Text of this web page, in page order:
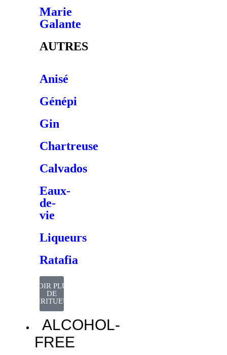
Marie
Galante
AUTRES
Anisé
Génépi
Gin
Chartreuse
Calvados
Eaux-
de-
vie
Liqueurs
Ratafia
VOIR PLUS
DE
SPIRITUEUX
ALCOHOL-
FREE